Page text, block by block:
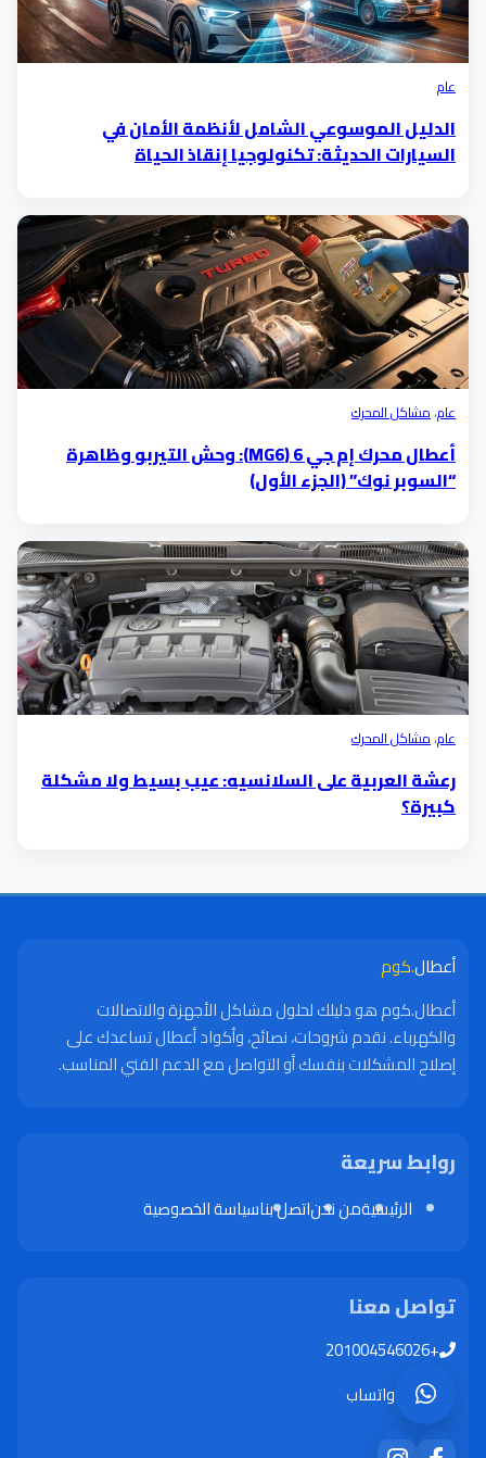
عام
الدليل الموسوعي الشامل لأنظمة الأمان في
السيارات الحديثة: تكنولوجيا إنقاذ الحياة
عام،مشاكل المحرك
أعطال محرك إم جي 6 (MG6): وحش التيربو وظاهرة
“السوبر نوك” (الجزء الأول)
عام،مشاكل المحرك
رعشة العربية على السلانسيه: عيب بسيط ولا مشكلة
كبيرة؟
أعطال.كوم
أعطال.كوم هو دليلك لحلول مشاكل الأجهزة والاتصالات
والكهرباء. نقدم شروحات، نصائح، وأكواد أعطال تساعدك على
إصلاح المشكلات بنفسك أو التواصل مع الدعم الفني المناسب.
روابط سريعة
الرئيسيةمن نحناتصل بناسياسة الخصوصية
تواصل معنا
+201004546026
واتساب